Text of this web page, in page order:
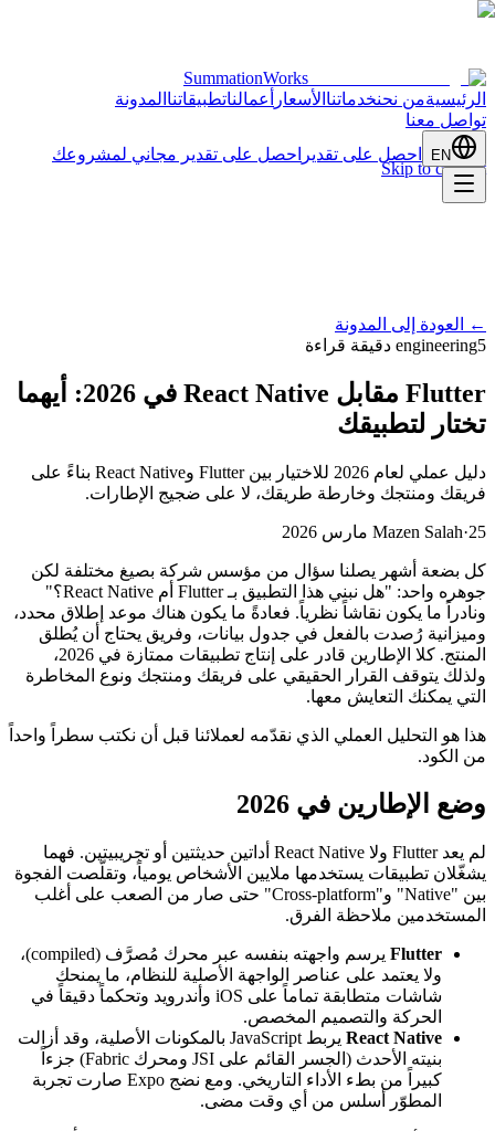
Skip to content
SummationWorks
الرئيسيةمن نحنخدماتنا الأسعار أعمالناتطبيقاتنا المدونة
تواصل معنا
EN احصل على تقدير احصل على تقدير مجاني لمشروعك
←
العودة إلى المدونة
engineering5 دقيقة قراءة
Flutter مقابل React Native في 2026: أيهما
تختار لتطبيقك
دليل عملي لعام 2026 للاختيار بين Flutter وReact Native بناءً على
فريقك ومنتجك وخارطة طريقك، لا على ضجيج الإطارات.
Mazen Salah·25 مارس 2026
كل بضعة أشهر يصلنا سؤال من مؤسس شركة بصيغ مختلفة لكن
جوهره واحد: "هل نبني هذا التطبيق بـ Flutter أم React Native؟"
ونادراً ما يكون نقاشاً نظرياً. فعادةً ما يكون هناك موعد إطلاق محدد،
وميزانية رُصدت بالفعل في جدول بيانات، وفريق يحتاج أن يُطلق
المنتج. كلا الإطارين قادر على إنتاج تطبيقات ممتازة في 2026،
ولذلك يتوقف القرار الحقيقي على فريقك ومنتجك ونوع المخاطرة
التي يمكنك التعايش معها.
هذا هو التحليل العملي الذي نقدّمه لعملائنا قبل أن نكتب سطراً واحداً
من الكود.
وضع الإطارين في 2026
لم يعد Flutter ولا React Native أداتين حديثتين أو تجريبيتين. فهما
يشغّلان تطبيقات يستخدمها ملايين الأشخاص يومياً، وتقلّصت الفجوة
بين "Native" و"Cross-platform" حتى صار من الصعب على أغلب
المستخدمين ملاحظة الفرق.
Flutter
يرسم واجهته بنفسه عبر محرك مُصرَّف (compiled)،
ولا يعتمد على عناصر الواجهة الأصلية للنظام، ما يمنحك
شاشات متطابقة تماماً على iOS وأندرويد وتحكماً دقيقاً في
الحركة والتصميم المخصص.
React Native
يربط JavaScript بالمكونات الأصلية، وقد أزالت
بنيته الأحدث (الجسر القائم على JSI ومحرك Fabric) جزءاً
كبيراً من بطء الأداء التاريخي. ومع نضج Expo صارت تجربة
المطوّر أسلس من أي وقت مضى.